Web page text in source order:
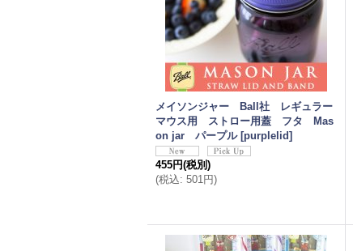
メイソンジャー Ball社 レギュラー
マウス用 ストロー用蓋 フタ Mas
on jar パープル [purplelid]
455円(税別)
(税込: 501円)